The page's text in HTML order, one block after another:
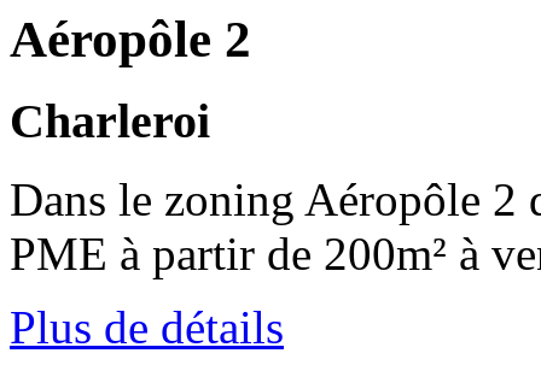
Aéropôle 2
Charleroi
Dans le zoning Aéropôle 2
PME à partir de 200m² à
Plus de détails